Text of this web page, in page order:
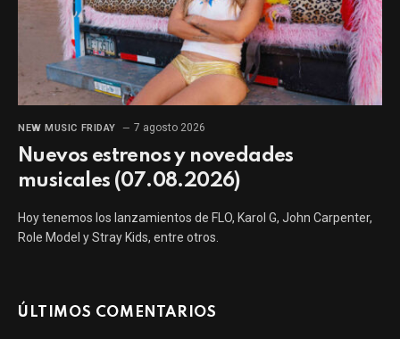
NEW MUSIC FRIDAY 7 agosto 2026
Nuevos estrenos y novedades
musicales (07.08.2026)
Hoy tenemos los lanzamientos de FLO, Karol G, John Carpenter,
Role Model y Stray Kids, entre otros.
ÚLTIMOS COMENTARIOS